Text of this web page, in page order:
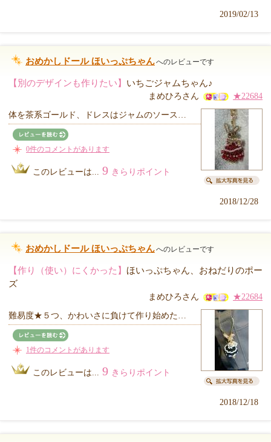
2019/02/13
おめかしドール ほいっぷちゃんへのレビューです
【別のデザインも作りたい】 いちごジャムちゃん♪
まめひろさん ★22684
体を茶系ゴールド、ドレスはジャムのソース…
0件のコメントがあります
このレビューは... 9 きらりポイント
2018/12/28
おめかしドール ほいっぷちゃんへのレビューです
【作り（使い）にくかった】 ほいっぷちゃん、おねだりのポー
ズ
まめひろさん ★22684
難易度★５つ、かわいさに負けて作り始めた…
1件のコメントがあります
このレビューは... 9 きらりポイント
2018/12/18